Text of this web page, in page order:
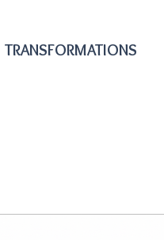
TRANSFORMATIONS